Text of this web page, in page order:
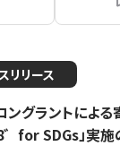
リリース
グラントによる
゛for SDGs」実